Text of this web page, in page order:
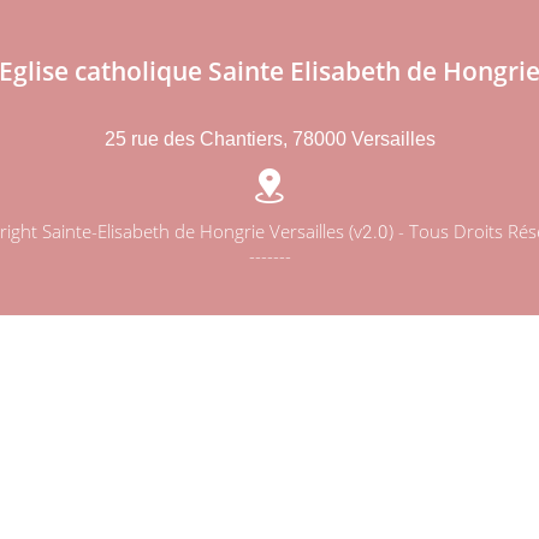
Eglise catholique Sainte Elisabeth de Hongrie
25 rue des Chantiers, 78000 Versailles
Sainte-Elisabeth de Hongrie Versailles (v2.0) - Tous Droits
-------